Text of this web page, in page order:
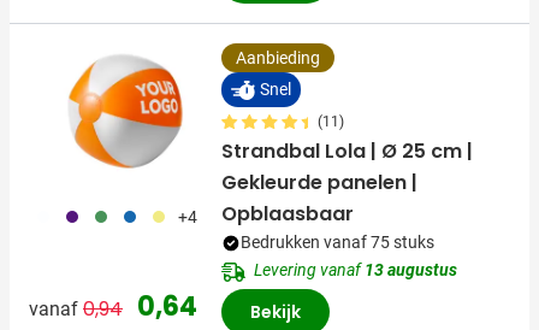
024 004 005 006 +4
vanaf Normale prijs
0,94 Speciale prijs
0,64
Aanbieding
Snel
(11)
Strandbal Lola | Ø 25 cm |
Gekleurde panelen |
Opblaasbaar
Bedrukken vanaf 75 stuks
Levering vanaf13 augustus
Bekijk